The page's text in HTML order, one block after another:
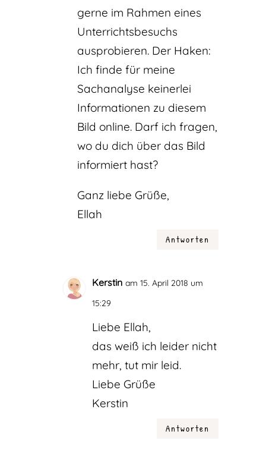
gerne im Rahmen eines
Unterrichtsbesuchs
ausprobieren. Der Haken:
Ich finde für meine
Sachanalyse keinerlei
Informationen zu diesem
Bild online. Darf ich fragen,
wo du dich über das Bild
informiert hast?
Ganz liebe Grüße,
Ellah
Antworten
Kerstin am 15. April 2018 um
15:29
Liebe Ellah,
das weiß ich leider nicht
mehr, tut mir leid.
Liebe Grüße
Kerstin
Antworten